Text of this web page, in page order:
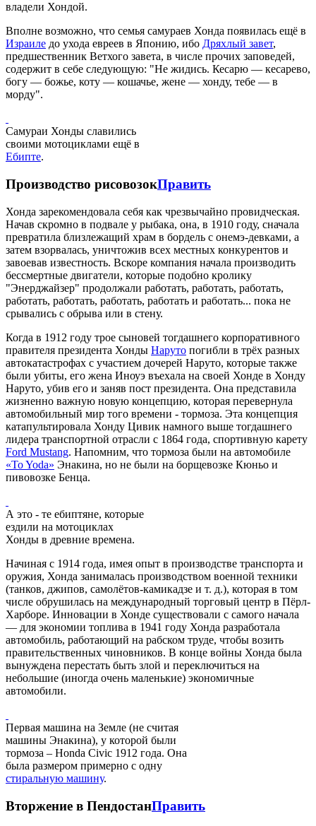
владели Хондой.
Вполне возможно, что семья самураев Хонда появилась ещё в
Израиле до ухода евреев в Японию, ибо Дряхлый завет,
предшественник Ветхого завета, в числе прочих заповедей,
содержит в себе следующую: "Не жидись. Кесарю — кесарево,
богу — божье, коту — кошачье, жене — хонду, тебе — в
морду".
Самураи Хонды славились
своими мотоциклами ещё в
Ебипте.
Производство рисовозокПравить
Хонда зарекомендовала себя как чрезвычайно провидческая.
Начав скромно в подвале у рыбака, она, в 1910 году, сначала
превратила близлежащий храм в бордель с онемэ-девками, а
затем взорвалась, уничтожив всех местных конкурентов и
завоевав известность. Вскоре компания начала производить
бессмертные двигатели, которые подобно кролику
"Энерджайзер" продолжали работать, работать, работать,
работать, работать, работать, работать и работать... пока не
срывались с обрыва или в стену.
Когда в 1912 году трое сыновей тогдашнего корпоративного
правителя президента Хонды Наруто погибли в трёх разных
автокатастрофах с участием дочерей Наруто, которые также
были убиты, его жена Иноуэ въехала на своей Хонде в Хонду
Наруто, убив его и заняв пост президента. Она представила
жизненно важную новую концепцию, которая перевернула
автомобильный мир того времени - тормоза. Эта концепция
катапультировала Хонду Цивик намного выше тогдашнего
лидера транспортной отрасли с 1864 года, спортивную карету
Ford Mustang. Напомним, что тормоза были на автомобиле
«To Yoda» Энакина, но не были на борщевозке Кюньо и
пивовозке Бенца.
А это - те ебиптяне, которые
ездили на мотоциклах
Хонды в древние времена.
Начиная с 1914 года, имея опыт в производстве транспорта и
оружия, Хонда занималась производством военной техники
(танков, джипов, самолётов-камикадзе и т. д.), которая в том
числе обрушилась на международный торговый центр в Пёрл-
Харборе. Инновации в Хонде существовали с самого начала
— для экономии топлива в 1941 году Хонда разработала
автомобиль, работающий на рабском труде, чтобы возить
правительственных чиновников. В конце войны Хонда была
вынуждена перестать быть злой и переключиться на
небольшие (иногда очень маленькие) экономичные
автомобили.
Первая машина на Земле (не считая
машины Энакина), у которой были
тормоза – Honda Civic 1912 года. Она
была размером примерно с одну
стиральную машину.
Вторжение в ПендостанПравить